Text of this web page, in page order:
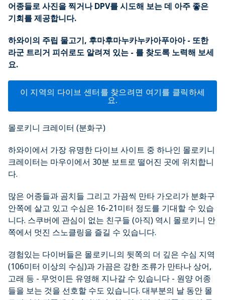
어종들로 사진을 찍거나 DPV를 시도해 보는 데 아주 좋은
기회를 제공합니다.
하와이의 주립 물고기, 후마후마누카누카아푸아아 - 또한
라군 트리거 피쉬로도 알려져 있는 - 를 찾도록 노력해 보세
요.
이 지역의 다이브 센터를 찾으려면 여기를 클릭하세
요.
몰로키니 크레이터 (분화구)
하와이에서 가장 유명한 다이브 사이트 중 하나인 몰로키니
크레이터는 마우이에서 30분 보트로 떨어진 곳에 위치합니
다.
많은 어종들과 곰치들 그리고 가끔씩 만타 가오리가 분화구
안쪽에 살고 있고 수심은 16-21미터 정도를 기대할 수 있습
니다. 스쿠버에 관심이 없는 친구들 (아직) 역시 몰로키니 안
쪽에서 멋진 스노클링을 즐길 수 있습니다.
경험있는 다이버들은 몰로키니의 뒷쪽의 더 깊은 수심 지역
(106미터 이상의 수심)과 가끔은 강한 조류가 만타나 상어,
고래 등 - 무엇이든 유영해 지나갈 수 있습니다 - 원양 어종
들을 보는 것을 선호할 수도 있습니다. 대부분의 날 동안 몰